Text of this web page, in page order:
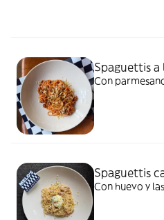
Spaguettis a
Con
Spaguettis
Con huevo y